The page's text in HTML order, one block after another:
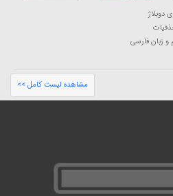
دوبلاژ
و زبان فارسی
مشاهده لیست کامل >>